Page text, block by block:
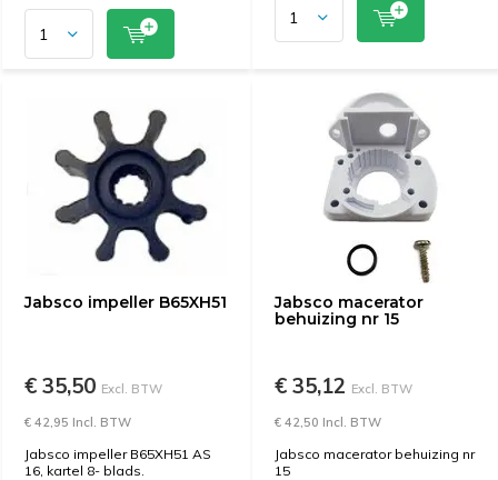
Jabsco impeller B65XH51
€ 35,50 Excl. BTW
€ 42,95 Incl. BTW
Jabsco impeller B65XH51 AS
16, kartel 8- blads.
Jabsco macerator
behuizing nr 15
€ 35,12 Excl. BTW
€ 42,50 Incl. BTW
Jabsco macerator behuizing nr
15